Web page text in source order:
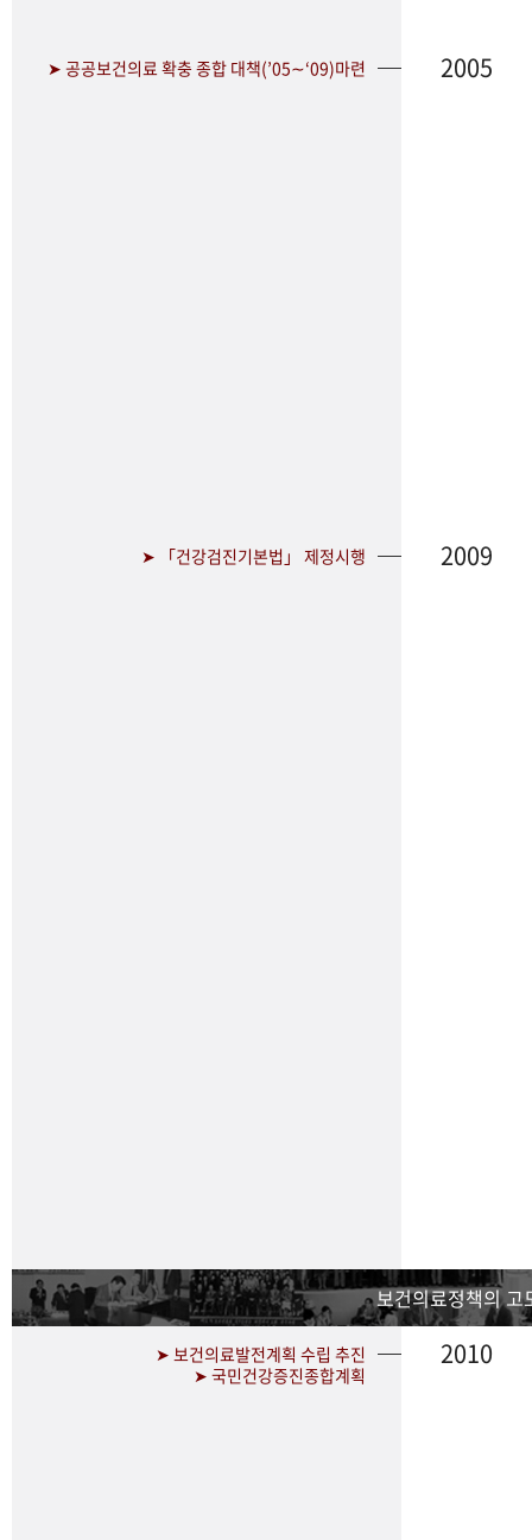
➤ 공공보건의료 확충 종합 대책(’05∼‘09)마련 2005
➤ 「건강검진기본법」 제정시행 2009
보건의료정책의 고
➤ 보건의료발전계획 수립 추진
➤ 국민건강증진종합계획
2010